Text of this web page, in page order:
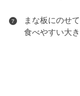
7
まな板にのせ
食べやすい大